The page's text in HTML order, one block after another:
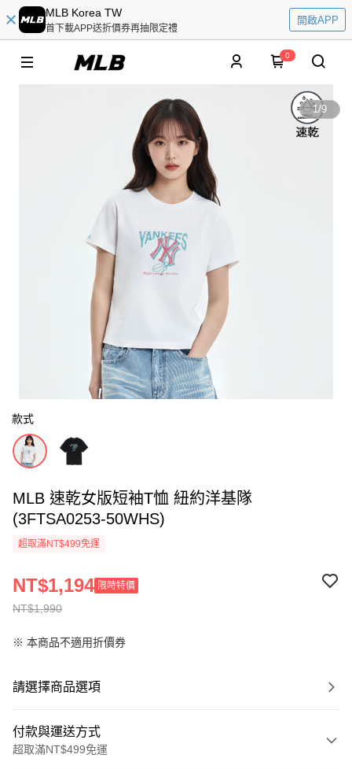
MLB Korea TW
首下載APP送折價券再抽限定禮
開啟APP
0
1/9
款式
MLB 速乾女版短袖T恤 紐約洋基隊
(3FTSA0253-50WHS)
超取滿NT$499免運
NT$1,990
NT$1,194 限時特價
※ 本商品不適用折價券
請選擇商品選項
付款與運送方式
超取滿NT$499免運